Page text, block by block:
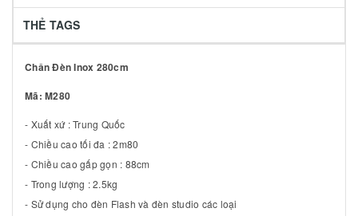
THẺ TAGS
Chân Đèn Inox 280cm
Mã: M280
- Xuất xứ : Trung Quốc
- Chiều cao tối đa : 2m80
- Chiều cao gấp gọn : 88cm
- Trong lượng : 2.5kg
- Sử dụng cho đèn Flash và đèn studio các loại